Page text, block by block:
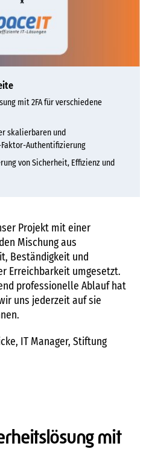
mit 2FA für verschiedene
skalierbaren und
Authentifizierung
von Sicherheit, Effizienz und
Projekt mit einer
Mischung aus
Beständigkeit und
Erreichbarkeit umgesetzt.
professionelle Ablauf hat
uns jederzeit auf sie
IT Manager, Stiftung
mit